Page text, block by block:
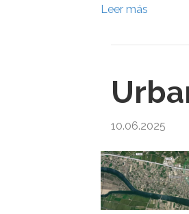
Leer más
10.06.2025